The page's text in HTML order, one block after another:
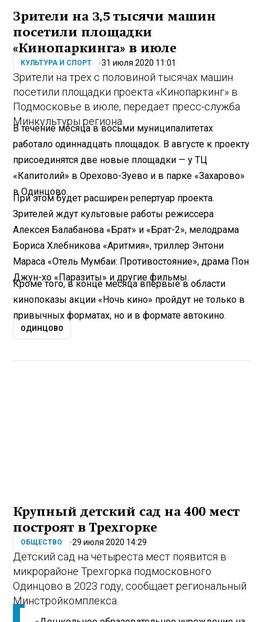
Зрители на 3,5 тысячи машин
посетили площадки
«Кинопаркинга» в июле
КУЛЬТУРА И СПОРТ 31 июля 2020 11:01
Зрители на трех с половиной тысячах машин
посетили площадки проекта «Кинопаркинг» в
Подмосковье в июле, передает пресс-служба
Минкультуры региона.
В течение месяца в восьми муниципалитетах
работало одиннадцать площадок. В августе к проекту
присоединятся две новые площадки — у ТЦ
«Капитолий» в Орехово-Зуево и в парке «Захарово»
в Одинцово.
При этом будет расширен репертуар проекта.
Зрителей ждут культовые работы режиссера
Алексея Балабанова «Брат» и «Брат-2», мелодрама
Бориса Хлебникова «Аритмия», триллер Энтони
Мараса «Отель Мумбаи: Противостояние», драма Пон
Джун-хо «Паразиты» и другие фильмы.
Кроме того, в конце месяца впервые в области
кинопоказы акции «Ночь кино» пройдут не только в
привычных форматах, но и в формате автокино.
ОДИНЦОВО
Крупный детский сад на 400 мест
построят в Трехгорке
ОБЩЕСТВО 29 июля 2020 14:29
Детский сад на четыреста мест появится в
микрорайоне Трехгорка подмосковного
Одинцово в 2023 году, сообщает региональный
Минстройкомплекса.